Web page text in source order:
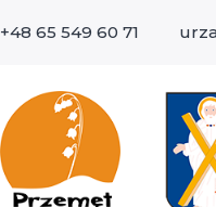
+48 65 549 60 71